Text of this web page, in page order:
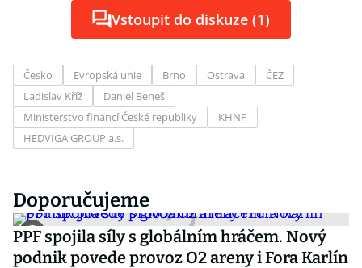
Vstoupit do diskuze (1)
Česko Evropská unie Brno Ostrava
ČEZ
Ladislav Kříž
Daniel Beneš
Ministerstvo financí České republiky
KHNP
HEDVIGA GROUP a.s.
Doporučujeme
PPF spojila síly s globálním hráčem. Nový
podnik povede provoz O2 areny i Fora Karlín